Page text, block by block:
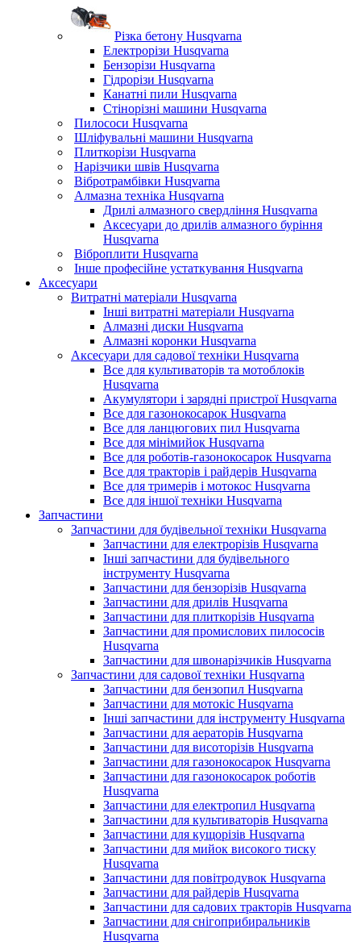
Різка бетону Husqvarna
Електрорізи Husqvarna
Бензорізи Husqvarna
Гідрорізи Husqvarna
Канатні пили Husqvarna
Стінорізні машини Husqvarna
Пилососи Husqvarna
Шліфувальні машини Husqvarna
Плиткорізи Husqvarna
Нарізчики швів Husqvarna
Вібротрамбівки Husqvarna
Алмазна техніка Husqvarna
Дрилі алмазного свердління Husqvarna
Аксесуари до дрилів алмазного буріння
Husqvarna
Віброплити Husqvarna
Інше професійне устаткування Husqvarna
Аксесуари
Витратні матеріали Husqvarna
Інші витратні матеріали Husqvarna
Алмазні диски Husqvarna
Алмазні коронки Husqvarna
Аксесуари для садової техніки Husqvarna
Все для культиваторів та мотоблоків
Husqvarna
Акумулятори і зарядні пристрої Husqvarna
Все для газонокосарок Husqvarna
Все для ланцюгових пил Husqvarna
Все для мінімийок Husqvarna
Все для роботів-газонокосарок Husqvarna
Все для тракторів і райдерів Husqvarna
Все для тримерів і мотокос Husqvarna
Все для іншої техніки Husqvarna
Запчастини
Запчастини для будівельної техніки Husqvarna
Запчастини для електрорізів Husqvarna
Інші запчастини для будівельного
інструменту Husqvarna
Запчастини для бензорізів Husqvarna
Запчастини для дрилів Husqvarna
Запчастини для плиткорізів Husqvarna
Запчастини для промислових пилососів
Husqvarna
Запчастини для швонарізчиків Husqvarna
Запчастини для садової техніки Husqvarna
Запчастини для бензопил Husqvarna
Запчастини для мотокіс Husqvarna
Інші запчастини для інструменту Husqvarna
Запчастини для аераторів Husqvarna
Запчастини для висоторізів Husqvarna
Запчастини для газонокосарок Husqvarna
Запчастини для газонокосарок роботів
Husqvarna
Запчастини для електропил Husqvarna
Запчастини для культиваторів Husqvarna
Запчастини для кущорізів Husqvarna
Запчастини для мийок високого тиску
Husqvarna
Запчастини для повітродувок Husqvarna
Запчастини для райдерів Husqvarna
Запчастини для садових тракторів Husqvarna
Запчастини для снігоприбиральників
Husqvarna